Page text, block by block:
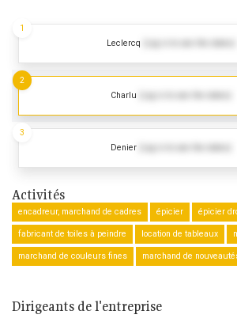
Leclercq
1
Charlu
2
Denier
3
Activités
encadreur, marchand de cadres épicier épicier
fabricant de toiles à peindre location de tableaux
marchand de couleurs fines marchand de
Dirigeants de l'entreprise